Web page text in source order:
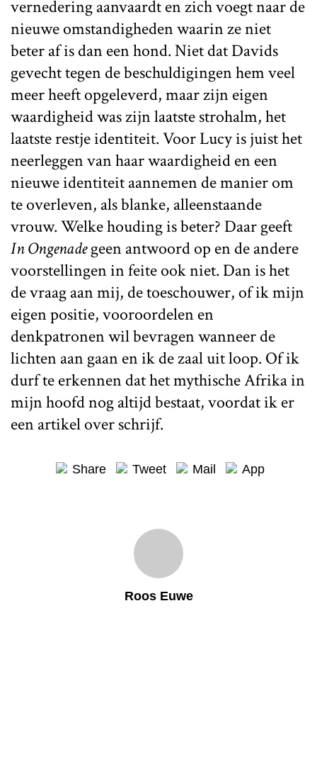
vernedering aanvaardt en zich voegt naar de
nieuwe omstandigheden waarin ze niet
beter af is dan een hond. Niet dat Davids
gevecht tegen de beschuldigingen hem veel
meer heeft opgeleverd, maar zijn eigen
waardigheid was zijn laatste strohalm, het
laatste restje identiteit. Voor Lucy is juist het
neerleggen van haar waardigheid en een
nieuwe identiteit aannemen de manier om
te overleven, als blanke, alleenstaande
vrouw. Welke houding is beter? Daar geeft
In Ongenadegeen antwoord op en de andere
voorstellingen in feite ook niet. Dan is het
de vraag aan mij, de toeschouwer, of ik mijn
eigen positie, vooroordelen en
denkpatronen wil bevragen wanneer de
lichten aan gaan en ik de zaal uit loop. Of ik
durf te erkennen dat het mythische Afrika in
mijn hoofd nog altijd bestaat, voordat ik er
een artikel over schrijf.
Share Tweet Mail App
Roos Euwe